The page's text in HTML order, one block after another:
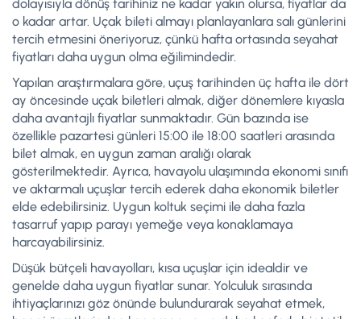
dolayısıyla dönüş tarihiniz ne kadar yakın olursa, fiyatlar da
o kadar artar. Uçak bileti almayı planlayanlara salı günlerini
tercih etmesini öneriyoruz, çünkü hafta ortasında seyahat
fiyatları daha uygun olma eğilimindedir.
Yapılan araştırmalara göre, uçuş tarihinden üç hafta ile dört
ay öncesinde uçak biletleri almak, diğer dönemlere kıyasla
daha avantajlı fiyatlar sunmaktadır. Gün bazında ise
özellikle pazartesi günleri 15:00 ile 18:00 saatleri arasında
bilet almak, en uygun zaman aralığı olarak
gösterilmektedir. Ayrıca, havayolu ulaşımında ekonomi sınıfı
ve aktarmalı uçuşlar tercih ederek daha ekonomik biletler
elde edebilirsiniz. Uygun koltuk seçimi ile daha fazla
tasarruf yapıp parayı yemeğe veya konaklamaya
harcayabilirsiniz.
Düşük bütçeli havayolları, kısa uçuşlar için idealdir ve
genelde daha uygun fiyatlar sunar. Yolculuk sırasında
ihtiyaçlarınızı göz önünde bulundurarak seyahat etmek,